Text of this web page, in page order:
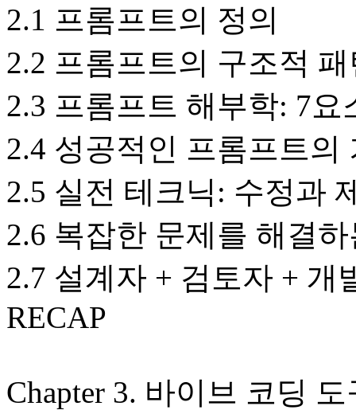
2.1 프롬프트의 정의
2.2 프롬프트의 구조적
2.3 프롬프트 해부학: 7요
2.4 성공적인 프롬프트의
2.5 실전 테크닉: 수정과
2.6 복잡한 문제를 해결
2.7 설계자 + 검토자 + 개
RECAP
Chapter 3. 바이브 코딩